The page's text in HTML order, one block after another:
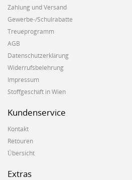
Zahlung und Versand
Gewerbe-/Schulrabatte
Treueprogramm
AGB
Datenschutzerklärung
Widerrufsbelehrung
Impressum
Stoffgeschäft in Wien
Kundenservice
Kontakt
Retouren
Übersicht
Extras